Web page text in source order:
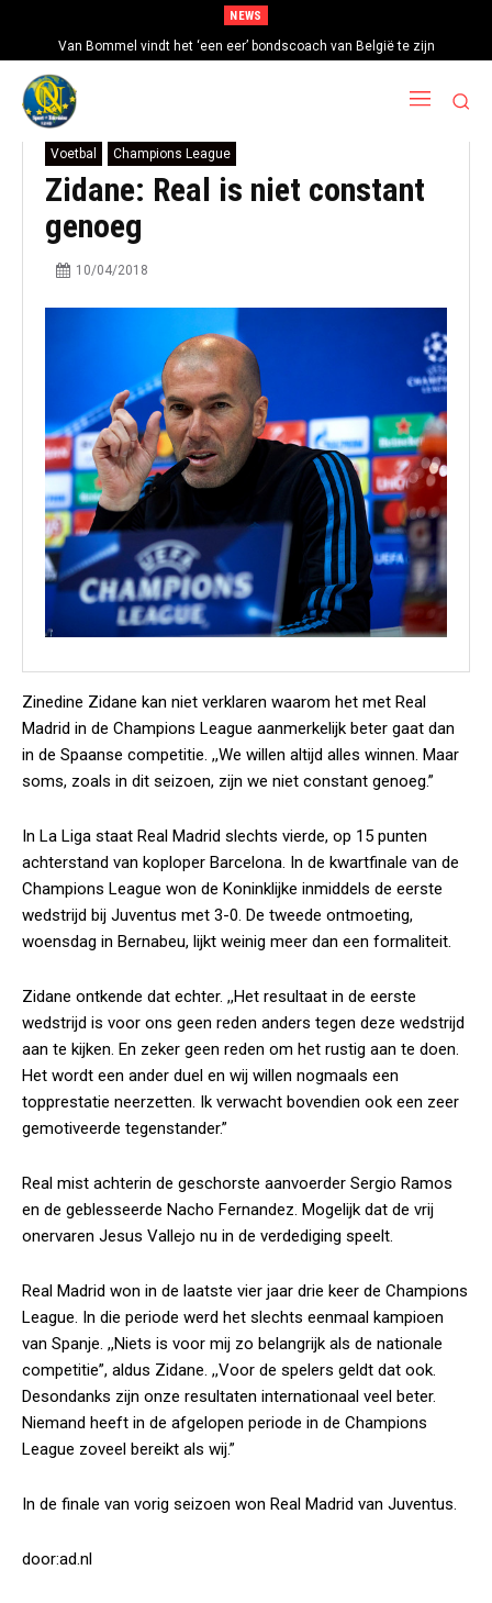
NEWS
Van Bommel vindt het ‘een eer’ bondscoach van België te zijn
Voetbal Champions League
Zidane: Real is niet constant
genoeg
10/04/2018
Zinedine Zidane kan niet verklaren waarom het met Real
Madrid in de Champions League aanmerkelijk beter gaat dan
in de Spaanse competitie. ,,We willen altijd alles winnen. Maar
soms, zoals in dit seizoen, zijn we niet constant genoeg.”
In La Liga staat Real Madrid slechts vierde, op 15 punten
achterstand van koploper Barcelona. In de kwartfinale van de
Champions League won de Koninklijke inmiddels de eerste
wedstrijd bij Juventus met 3-0. De tweede ontmoeting,
woensdag in Bernabeu, lijkt weinig meer dan een formaliteit.
Zidane ontkende dat echter. ,,Het resultaat in de eerste
wedstrijd is voor ons geen reden anders tegen deze wedstrijd
aan te kijken. En zeker geen reden om het rustig aan te doen.
Het wordt een ander duel en wij willen nogmaals een
topprestatie neerzetten. Ik verwacht bovendien ook een zeer
gemotiveerde tegenstander.”
Real mist achterin de geschorste aanvoerder Sergio Ramos
en de geblesseerde Nacho Fernandez. Mogelijk dat de vrij
onervaren Jesus Vallejo nu in de verdediging speelt.
Real Madrid won in de laatste vier jaar drie keer de Champions
League. In die periode werd het slechts eenmaal kampioen
van Spanje. ,,Niets is voor mij zo belangrijk als de nationale
competitie”, aldus Zidane. ,,Voor de spelers geldt dat ook.
Desondanks zijn onze resultaten internationaal veel beter.
Niemand heeft in de afgelopen periode in de Champions
League zoveel bereikt als wij.”
In de finale van vorig seizoen won Real Madrid van Juventus.
door:ad.nl